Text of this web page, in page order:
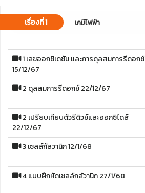
เรื่องที่ 1 เคมีไฟฟ้า
1 เลขออกซิเดชัน และการดุลสมการรีดอกซ์
15/12/67
2 ดุลสมการรีดอกซ์ 22/12/67
2 เปรียบเทียบตัวรีดิวซ์และออกซิไดส์
22/12/67
3 เซลล์กัลวานิก 12/1/68
4 แบบฝึกหัดเซลล์กลัวานิก 27/1/68